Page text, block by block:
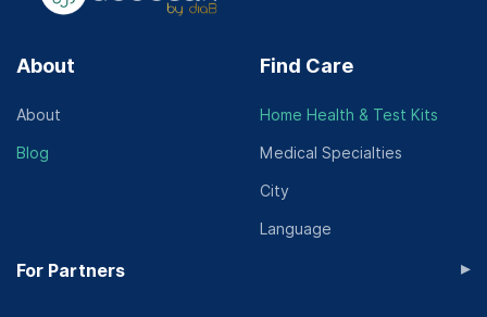
About
About
Blog
Find Care
Home Health & Test Kits
Medical Specialties
City
Language
For Partners ▸